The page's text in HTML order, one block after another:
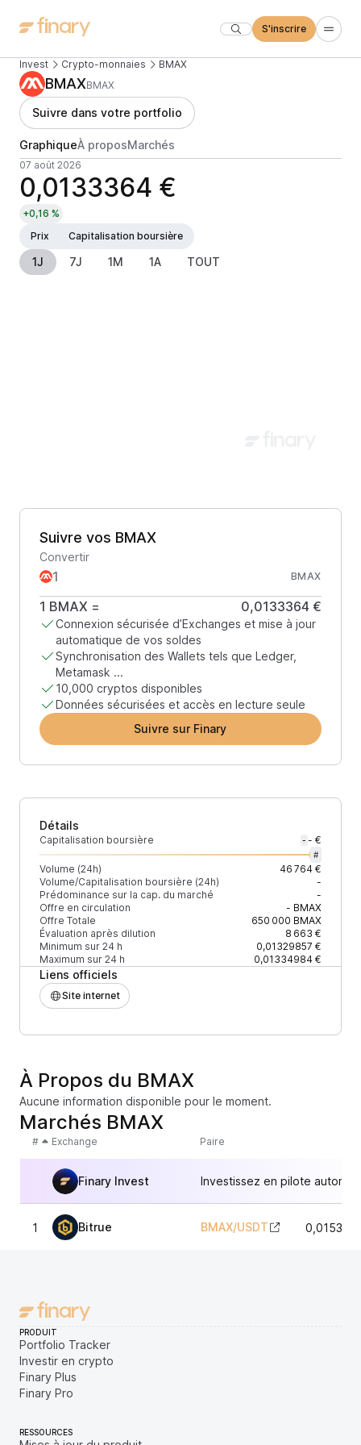
S'inscrire
Invest Crypto-monnaies BMAX
BMAXBMAX
Suivre dans votre portfolio
GraphiqueÀ proposMarchés
07 août 2026
0,0133364 €
+0,16 %
Prix
Capitalisation boursière
1J 7J 1M 1A TOUT
Suivre vos BMAX
Convertir
BMAX
1 BMAX = 0,0133364 €
Connexion sécurisée d’Exchanges et mise à jour
automatique de vos soldes
Synchronisation des Wallets tels que Ledger,
Metamask ...
10,000 cryptos disponibles
Données sécurisées et accès en lecture seule
Suivre sur Finary
Détails
Capitalisation boursière - - €
#
Volume (24h)
46 764 €
Volume/Capitalisation boursière (24h)
-
Prédominance sur la cap. du marché
-
Offre en circulation
- BMAX
Offre Totale
650 000 BMAX
Évaluation après dilution
8 663 €
Minimum sur 24 h
0,01329857 €
Maximum sur 24 h
0,01334984 €
Liens officiels
Site internet
À Propos du BMAX
Aucune information disponible pour le moment.
Marchés BMAX
# Exchange Paire
Finary Invest Investissez en pilote
1 Bitrue BMAX/USDT
PRODUIT
Portfolio Tracker
Investir en crypto
Finary Plus
Finary Pro
RESSOURCES